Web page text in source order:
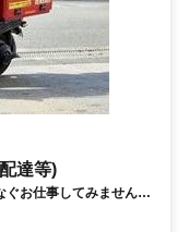
達等)
ぐお仕事してみません